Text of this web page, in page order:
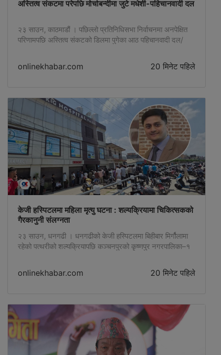
अस्तित्व संकटमा परेपछि मोर्चाबन्दीमा जुटे मधेशी-पहिचानवादी दल
२३ साउन, काठमाडौं । पछिल्लो प्रतिनिधिसभा निर्वाचनमा अनपेक्षित
परिणामपछि अस्तित्व संकटको डिलमा पुगेका आठ पहिचानवादी दल/
ब्यांक्वेटमा ‘अग्रगामी मोर्चा’को घोषणा गरेका छन् । कुनै समय मधेशमा
लगभग कब्जा …
onlinekhabar.com 20 मिनेट पहिले
केजी हस्पिटलमा महिला मृत्यु घटना : शल्यक्रियामा चिकित्सकको
गैरकानुनी संलग्नता
२३ साउन, धनगढी । धनगढीको केजी हस्पिटलमा बिहीबार मिर्गौलामा
रहेको पत्थरीको शल्यक्रियापछि कञ्चनपुरको कृष्णपुर नगरपालिका–१
भर्ना भएकी चौधरीको चिकित्सकको सल्लाहबमोजिम नै शल्यक्रिया
गरिएको थियो । …
onlinekhabar.com 20 मिनेट पहिले